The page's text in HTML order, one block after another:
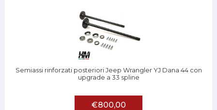
Semiassi rinforzati posteriori Jeep Wrangler YJ Dana 44 con
upgrade a 33 spline
€800,00